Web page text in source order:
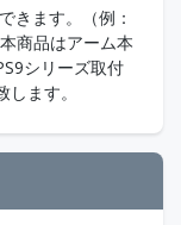
きます。（例：
商品はアーム本
シリーズ取付
ます。